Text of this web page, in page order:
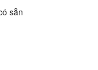
sẵn